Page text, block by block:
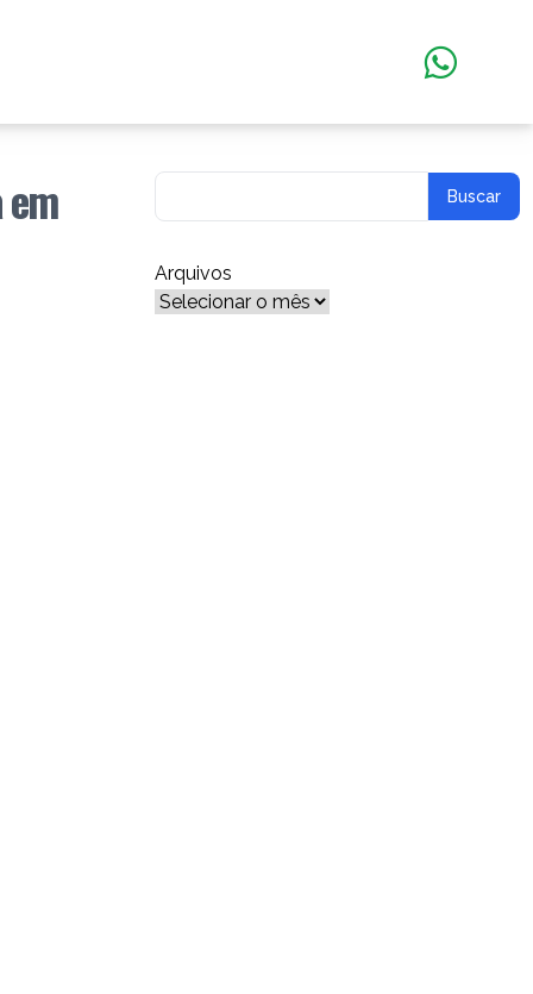
Arquivos
Arquivos